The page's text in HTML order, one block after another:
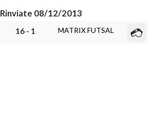
Rinviate 08/12/2013
16 - 1 MATRIX FUTSAL